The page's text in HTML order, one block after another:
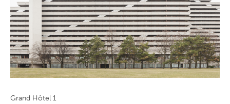
Le travail de Simon Schnepp et Morgane Renou entend lui redonner
ses lettres de noblesse et l’inscrire dans une histoire de l’architecture
brutaliste mondiale.
Transformé en appartements de luxe après les JO, le Grand Hôtel a
néanmoins souffert au fil des ans d’un manque d’entretien et
affiche aujourd’hui un taux de vacance important.
Grand Hôtel 1